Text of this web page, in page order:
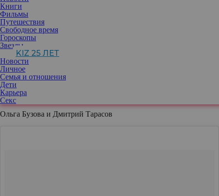
Книги
Фильмы
Путешествия
Свободное время
Гороскопы
Звезды
KIZ 25 ЛЕТ
Новости
Личное
Семья и отношения
Дети
Карьера
Секс
Публикация от РИТА ДАКОТА (@ritadakota)
Ольга Бузова и Дмитрий Тарасов